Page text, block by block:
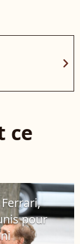
chevron_right
ce
pour